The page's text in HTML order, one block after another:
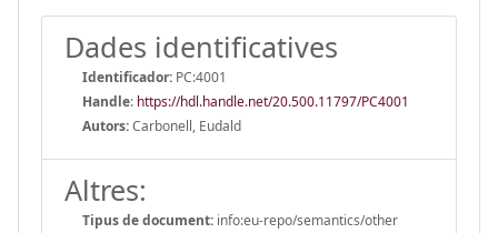
Dades identificatives
Identificador: PC:4001
Handle: https://hdl.handle.net/20.500.11797/PC4001
Autors:Carbonell, Eudald
Altres:
Tipus de document: info:eu-repo/semantics/other